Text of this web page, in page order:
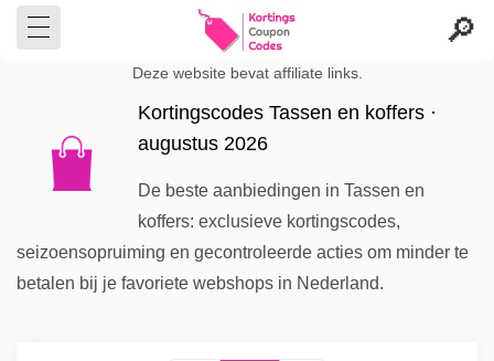
Deze website bevat affiliate links.
Kortingscodes Tassen en koffers ·
augustus 2026
De beste aanbiedingen in Tassen en
koffers: exclusieve kortingscodes,
seizoensopruiming en gecontroleerde acties om minder te
betalen bij je favoriete webshops in Nederland.